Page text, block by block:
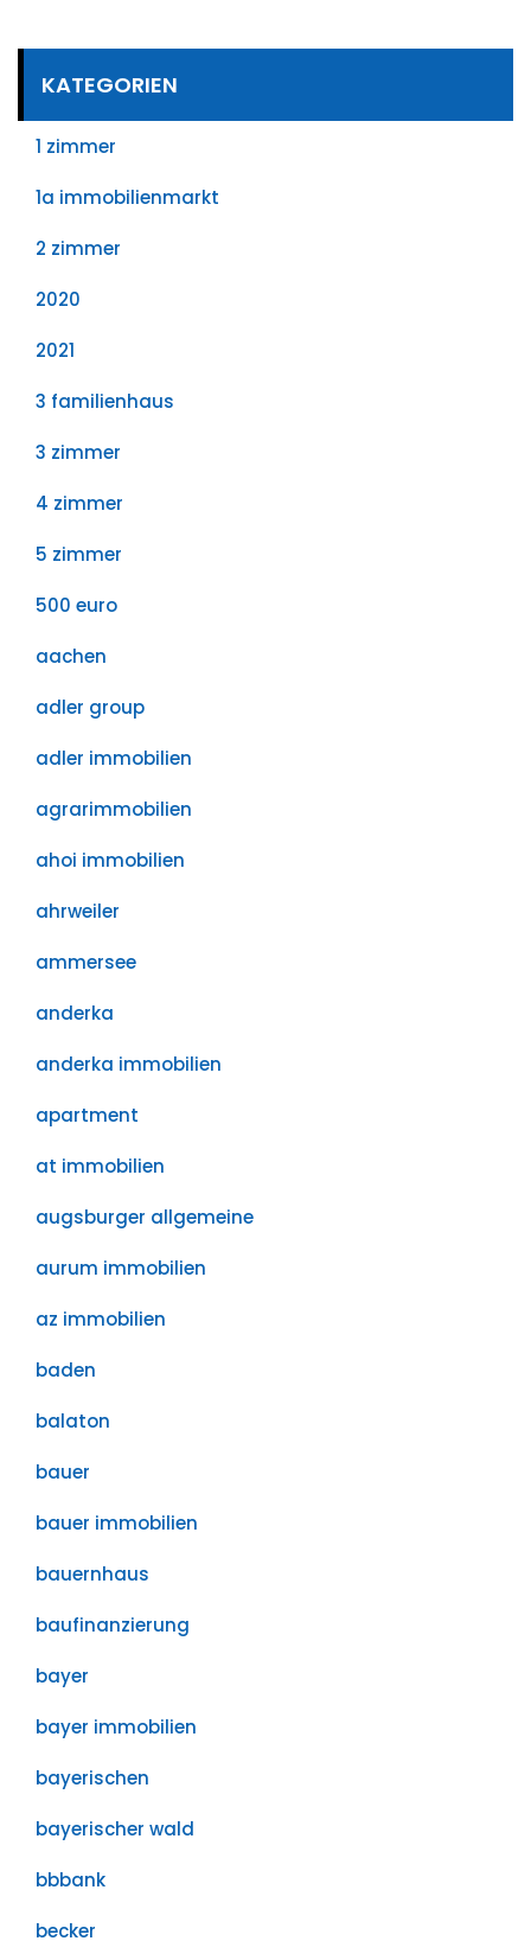
KATEGORIEN
1 zimmer
1a immobilienmarkt
2 zimmer
2020
2021
3 familienhaus
3 zimmer
4 zimmer
5 zimmer
500 euro
aachen
adler group
adler immobilien
agrarimmobilien
ahoi immobilien
ahrweiler
ammersee
anderka
anderka immobilien
apartment
at immobilien
augsburger allgemeine
aurum immobilien
az immobilien
baden
balaton
bauer
bauer immobilien
bauernhaus
baufinanzierung
bayer
bayer immobilien
bayerischen
bayerischer wald
bbbank
becker